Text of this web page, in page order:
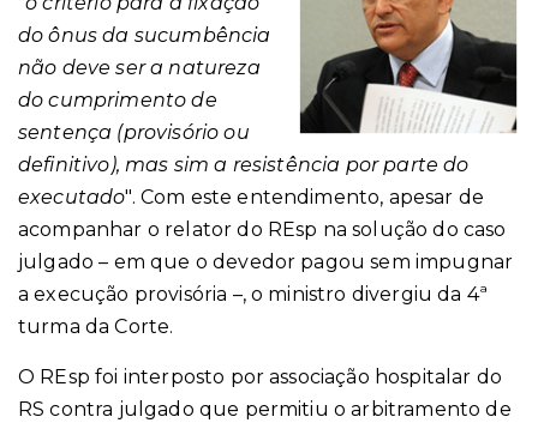
do ônus da sucumbência
não deve ser a natureza
do cumprimento de
sentença (provisório ou
definitivo), mas sim a resistência por parte do
executado". Com este entendimento, apesar de
acompanhar o relator do REsp na solução do caso
julgado – em que o devedor pagou sem impugnar
a execução provisória –, o ministro divergiu da 4ª
turma da Corte.
O REsp foi interposto por associação hospitalar do
RS contra julgado que permitiu o arbitramento de